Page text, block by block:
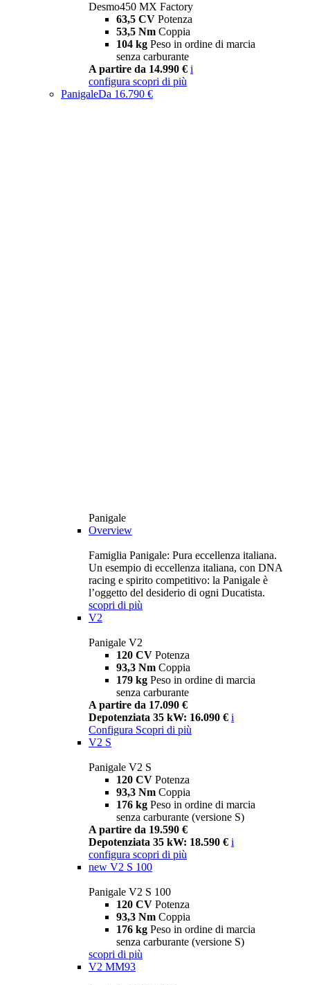
Desmo450 MX Factory
63,5 CV Potenza
53,5 Nm Coppia
104 kg Peso in ordine di marcia
senza carburante
A partire da 14.990 € i
configura scopri di più
PanigaleDa 16.790 €
Panigale
Overview
Famiglia Panigale: Pura eccellenza italiana.
Un esempio di eccellenza italiana, con DNA
racing e spirito competitivo: la Panigale è
l’oggetto del desiderio di ogni Ducatista.
scopri di più
V2
Panigale V2
120 CV Potenza
93,3 Nm Coppia
179 kg Peso in ordine di marcia
senza carburante
A partire da 17.090 €
Depotenziata 35 kW: 16.090 € i
Configura Scopri di più
V2 S
Panigale V2 S
120 CV Potenza
93,3 Nm Coppia
176 kg Peso in ordine di marcia
senza carburante (versione S)
A partire da 19.590 €
Depotenziata 35 kW: 18.590 € i
configura scopri di più
new V2 S 100
Panigale V2 S 100
120 CV Potenza
93,3 Nm Coppia
176 kg Peso in ordine di marcia
senza carburante (versione S)
scopri di più
V2 MM93